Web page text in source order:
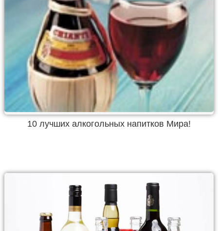
10 лучших алкогольных напитков Мира!